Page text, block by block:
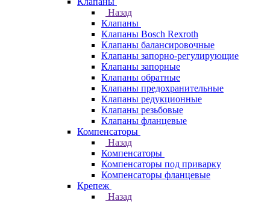
Назад
Клапаны
Клапаны Bosch Rexroth
Клапаны балансировочные
Клапаны запорно-регулирующие
Клапаны запорные
Клапаны обратные
Клапаны предохранительные
Клапаны редукционные
Клапаны резьбовые
Клапаны фланцевые
Компенсаторы
Назад
Компенсаторы
Компенсаторы под приварку
Компенсаторы фланцевые
Крепеж
Назад